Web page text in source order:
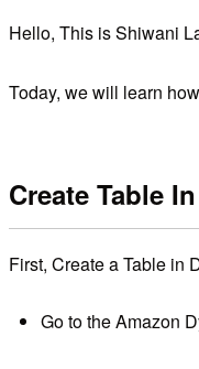
Hello, This is Shiwani
Today, we will learn
Create Table
First, Create a Table in
Go to the Amazon